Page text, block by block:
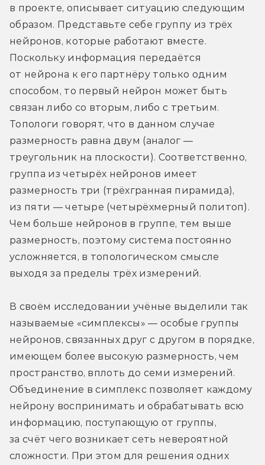
в проекте, описывает ситуацию следующим
образом. Представьте себе группу из трёх
нейронов, которые работают вместе.
Поскольку информация передаётся
от нейрона к его партнёру только одним
способом, то первый нейрон может быть
связан либо со вторым, либо с третьим.
Топологи говорят, что в данном случае
размерность равна двум (аналог —
треугольник на плоскости). Соответственно,
группа из четырёх нейронов имеет
размерность три (трёхгранная пирамида),
из пяти — четыре (четырёхмерный политоп).
Чем больше нейронов в группе, тем выше
размерность, поэтому система постоянно
усложняется, в топологическом смысле
выходя за пределы трёх измерений.
В своём исследовании учёные выделили так
называемые «симплексы» — особые группы
нейронов, связанных друг с другом в порядке,
имеющем более высокую размерность, чем
пространство, вплоть до семи измерений.
Объединение в симплекс позволяет каждому
нейрону воспринимать и обрабатывать всю
информацию, поступающую от группы,
за счёт чего возникает сеть невероятной
сложности. При этом для решения одних